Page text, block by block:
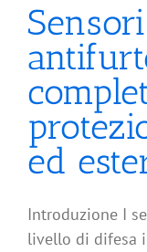
ed
Introduzione I
livello di difesa